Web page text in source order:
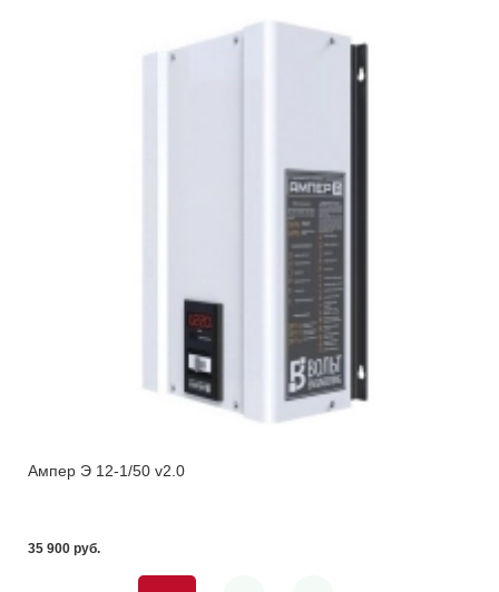
Ампер Э 12-1/50 v2.0
35 900 pуб.